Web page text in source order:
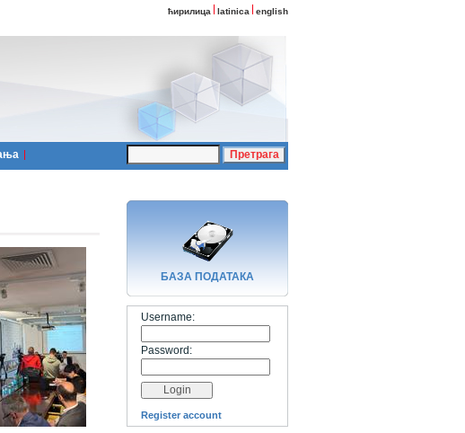
ћирилица latinica english
БАЗA ПОДАТАКА
Username:
Password:
Register account